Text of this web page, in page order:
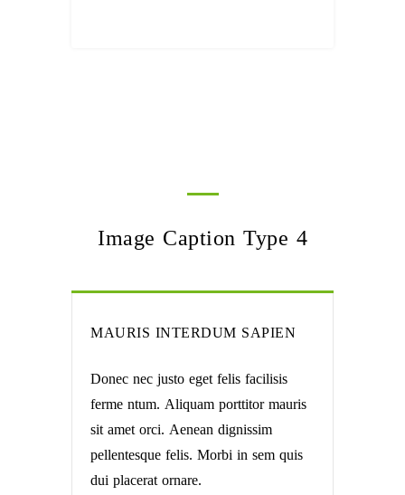
Image Caption Type 4
MAURIS INTERDUM SAPIEN
Donec nec justo eget felis facilisis
ferme ntum. Aliquam porttitor mauris
sit amet orci. Aenean dignissim
pellentesque felis. Morbi in sem quis
dui placerat ornare.